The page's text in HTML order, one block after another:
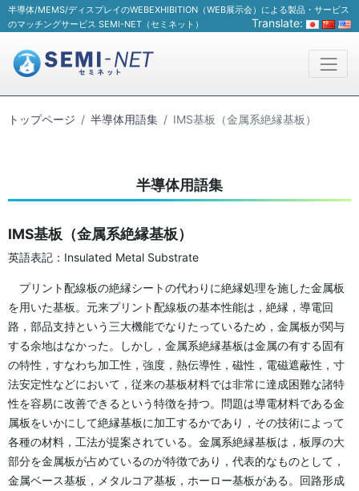
半導体/MEMS/ディスプレイのWEBEXHIBITION（WEB展示会）による製品・サービス
のマッチングサービス SEMI-NET（セミネット）
Translate:
トップページ 半導体用語集 IMS基板（金属系絶縁基板）
半導体用語集
IMS基板（金属系絶縁基板）
英語表記：Insulated Metal Substrate
プリント配線板の絶縁シートの代わりに絶縁処理を施した金属板
を用いた基板。元来プリント配線板の基本性能は，絶縁，導電回
路，部品支持という三大機能でなりたっているため，金属板が関与
する余地はなかった。しかし，金属系絶縁基板は金属の有する固有
の特性，すなわち加工性，強度，熱伝導性，磁性，電磁遮蔽性，寸
法安定性などにおいて，従来の基板材料では非常に達成困難な諸特
性を容易に改善できるという特徴を持つ。問題は導電材料である金
属板をいかにして絶縁基板に加工するかであり，その技術によって
各種の材料，工法が提案されている。金属系絶縁基板は，板厚の大
部分を金属板が占めているのが特徴であり，代表的なものとして，
金属ベース基板，メタルコア基板，ホーロー基板がある。回路形成